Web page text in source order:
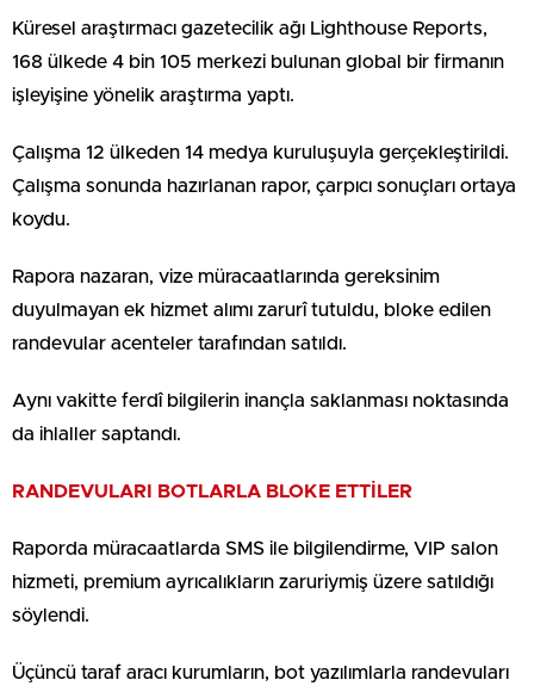
Küresel araştırmacı gazetecilik ağı Lighthouse Reports,
168 ülkede 4 bin 105 merkezi bulunan global bir firmanın
işleyişine yönelik araştırma yaptı.
Çalışma 12 ülkeden 14 medya kuruluşuyla gerçekleştirildi.
Çalışma sonunda hazırlanan rapor, çarpıcı sonuçları ortaya
koydu.
Rapora nazaran, vize müracaatlarında gereksinim
duyulmayan ek hizmet alımı zarurî tutuldu, bloke edilen
randevular acenteler tarafından satıldı.
Aynı vakitte ferdî bilgilerin inançla saklanması noktasında
da ihlaller saptandı.
RANDEVULARI BOTLARLA BLOKE ETTİLER
Raporda müracaatlarda SMS ile bilgilendirme, VIP salon
hizmeti, premium ayrıcalıkların zaruriymiş üzere satıldığı
söylendi.
Üçüncü taraf aracı kurumların, bot yazılımlarla randevuları